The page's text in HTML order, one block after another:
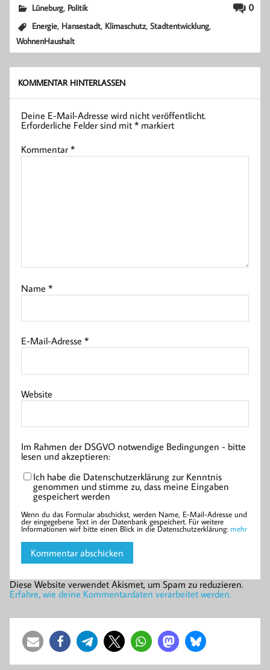
0
Lüneburg, Politik
Energie, Hansestadt, Klimaschutz,Stadtentwicklung,
WohnenHaushalt
KOMMENTAR HINTERLASSEN
Deine E-Mail-Adresse wird nicht veröffentlicht.
Erforderliche Felder sind mit* markiert
Kommentar*
Name*
E-Mail-Adresse*
Website
Im Rahmen der DSGVO notwendige Bedingungen - bitte
lesen und akzeptieren:
Ich habe die Datenschutzerklärung zur Kenntnis
genommen und stimme zu, dass meine Eingaben
gespeichert werden
Wenn du das Formular abschickst, werden Name, E-Mail-Adresse und
der eingegebene Text in der Datenbank gespeichert. Für weitere
Informationen wirf bitte einen Blick in die Datenschutzerklärung: mehr
Diese Website verwendet Akismet, um Spam zu reduzieren.
Erfahre, wie deine Kommentardaten verarbeitet werden.